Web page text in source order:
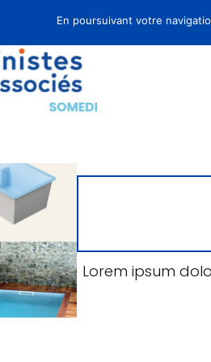
Lorem ipsum
En poursuivant votre